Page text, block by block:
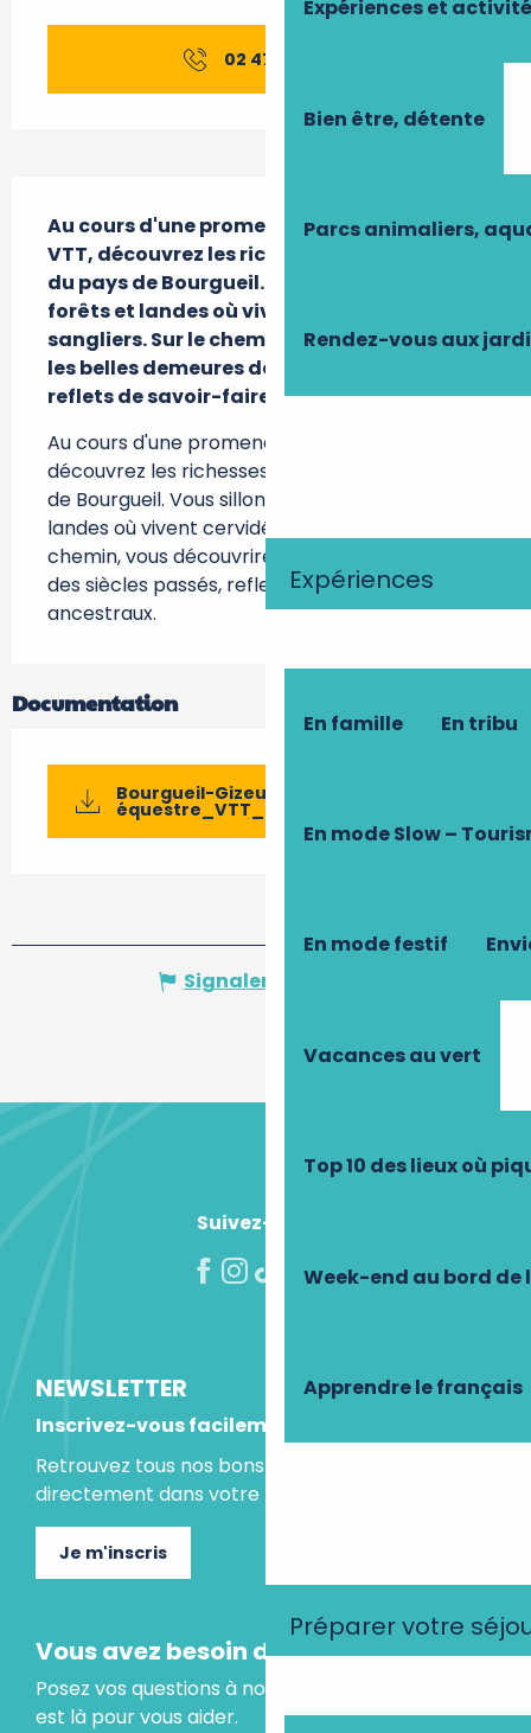
Expériences et
Bien être, détente
Parcs animaliers,
Rendez-vous aux
Expériences
En famille En tribu
En mode Slow –
En mode festif
Vacances au vert
Top 10 des lieux où
Week-end au bord de
Apprendre le français
Préparer votre
02 47 97 91
Au cours d'une promenade à cheval ou en
VTT, découvrez les richesses patrimoniales
du pays de Bourgueil. Vous sillonnerez les
forêts et landes où vivent cervidés et
sangliers. Sur le chemin, vous découvrirez
les belles demeures des siècles passés,
reflets de savoir-faire ancestraux.
Au cours d'une promenade à cheval ou en VTT,
découvrez les richesses patrimoniales du pays
de Bourgueil. Vous sillonnerez les forêts et
landes où vivent cervidés et sangliers. Sur le
chemin, vous découvrirez les belles demeures
des siècles passés, reflets de savoir-faire
ancestraux.
Documentation
Bourgueil-Gizeux circuit
équestre_VTT_foret_et_...
Signaler une erreur
Suivez-nous !
NEWSLETTER
Inscrivez-vous facilement
Retrouvez tous nos bons plans et idées séjours
directement dans votre boite mail.
Je m'inscris
Vous avez besoin d'un conseil ?
Posez vos questions à notre assistant virtuel, il
est là pour vous aider.